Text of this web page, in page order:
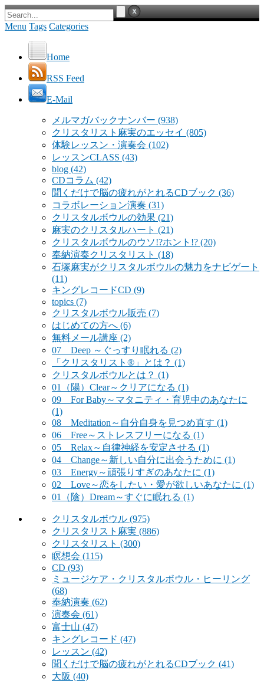
Menu Tags Categories
Home
RSS Feed
E-Mail
メルマガバックナンバー (938)
クリスタリスト麻実のエッセイ (805)
体験レッスン・演奏会 (102)
レッスンCLASS (43)
blog (42)
CDコラム (42)
聞くだけで脳の疲れがとれるCDブック (36)
コラボレーション演奏 (31)
クリスタルボウルの効果 (21)
麻実のクリスタルハート (21)
クリスタルボウルのウソ!?ホント!? (20)
奉納演奏クリスタリスト (18)
石塚麻実がクリスタルボウルの魅力をナビゲート
(11)
キングレコードCD (9)
topics (7)
クリスタルボウル販売 (7)
はじめての方へ (6)
無料メール講座 (2)
07 Deep ～ぐっすり眠れる (2)
「クリスタリスト®」とは？ (1)
クリスタルボウルとは？ (1)
01（陽）Clear～クリアになる (1)
09 For Baby～マタニティ・育児中のあなたに
(1)
08 Meditation～自分自身を見つめ直す (1)
06 Free～ストレスフリーになる (1)
05 Relax～自律神経を安定させる (1)
04 Change～新しい自分に出会うために (1)
03 Energy～頑張りすぎのあなたに (1)
02 Love～恋をしたい・愛が欲しいあなたに (1)
01（陰）Dream～すぐに眠れる (1)
クリスタルボウル (975)
クリスタリスト麻実 (886)
クリスタリスト (300)
瞑想会 (115)
CD (93)
ミュージケア・クリスタルボウル・ヒーリング
(68)
奉納演奏 (62)
演奏会 (61)
富士山 (47)
キングレコード (47)
レッスン (42)
聞くだけで脳の疲れがとれるCDブック (41)
大阪 (40)